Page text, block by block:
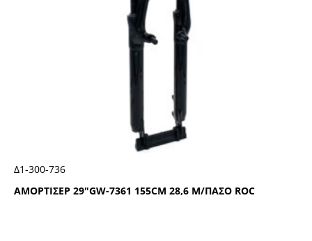
ΑΜΟΡΤΙΣΕΡ 29″GW-7361 155CΜ 28,6 Μ/ΠΑΣΟ RΟC
Δ1-300-736